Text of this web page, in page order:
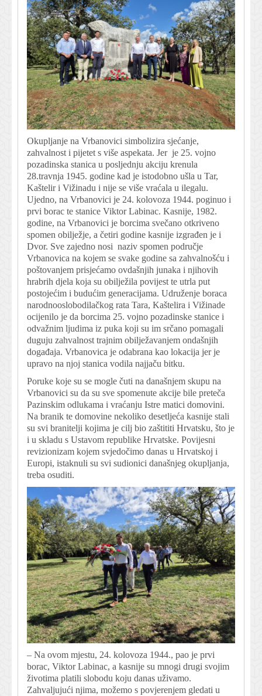
Okupljanje na Vrbanovici simbolizira sjećanje,
zahvalnost i pijetet s više aspekata. Jer je 25. vojno
pozadinska stanica u posljednju akciju krenula
28.travnja 1945. godine kad je istodobno ušla u Tar,
Kaštelir i Vižinadu i nije se više vraćala u ilegalu.
Ujedno, na Vrbanovici je 24. kolovoza 1944. poginuo i
prvi borac te stanice Viktor Labinac. Kasnije, 1982.
godine, na Vrbanovici je borcima svečano otkriveno
spomen obilježje, a četiri godine kasnije izgrađen je i
Dvor. Sve zajedno nosi naziv spomen područje
Vrbanovica na kojem se svake godine sa zahvalnošću i
poštovanjem prisjećamo ovdašnjih junaka i njihovih
hrabrih djela koja su obilježila povijest te utrla put
postojećim i budućim generacijama. Udruženje boraca
narodnooslobodilačkog rata Tara, Kaštelira i Vižinade
ocijenilo je da borcima 25. vojno pozadinske stanice i
odvažnim ljudima iz puka koji su im srčano pomagali
duguju zahvalnost trajnim obilježavanjem ondašnjih
događaja. Vrbanovica je odabrana kao lokacija jer je
upravo na njoj stanica vodila najjaču bitku.
Poruke koje su se mogle čuti na današnjem skupu na
Vrbanovici su da su sve spomenute akcije bile preteča
Pazinskim odlukama i vraćanju Istre matici domovini.
Na branik te domovine nekoliko desetljeća kasnije stali
su svi branitelji kojima je cilj bio zaštititi Hrvatsku, što je
i u skladu s Ustavom republike Hrvatske. Povijesni
revizionizam kojem svjedočimo danas u Hrvatskoj i
Europi, istaknuli su svi sudionici današnjeg okupljanja,
treba osuditi.
– Na ovom mjestu, 24. kolovoza 1944., pao je prvi
borac, Viktor Labinac, a kasnije su mnogi drugi svojim
životima platili slobodu koju danas uživamo.
Zahvaljujući njima, možemo s povjerenjem gledati u